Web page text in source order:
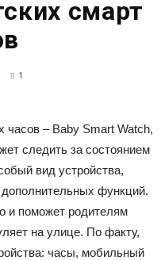
смарт
1
– Baby Smart Watch,
следить за состоянием
вид устройства,
функций.
и поможет родителям
на улице. По факту,
часы, мобильный